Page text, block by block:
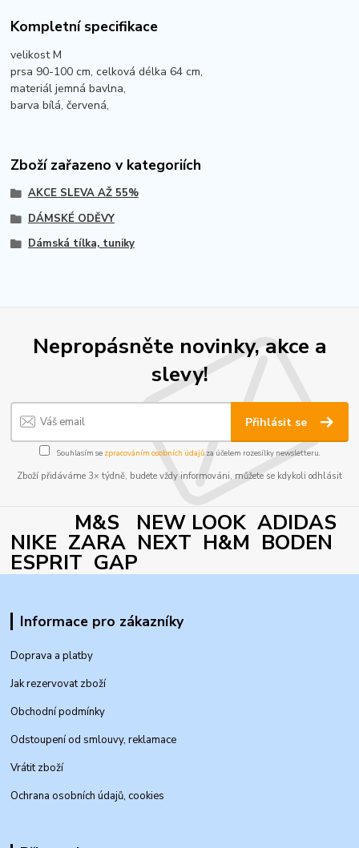
Kompletní specifikace
velikost M
prsa 90-100 cm, celková délka 64 cm,
materiál jemná bavlna,
barva bílá, červená,
Zboží zařazeno v kategoriích
AKCE SLEVA AŽ 55%
DÁMSKÉ ODĚVY
Dámská tílka, tuniky
Nepropásněte novinky, akce a
slevy!
Přihlásit se
Souhlasím se zpracováním osobních údajůza účelem rozesílky newsletteru.
Zboží přidáváme 3× týdně, budete vždy informováni, můžete se kdykoli odhlásit
M&S NEW LOOK ADIDAS
NIKE ZARA NEXT H&M BODEN
ESPRIT GAP
Informace pro zákazníky
Doprava a platby
Jak rezervovat zboží
Obchodní podmínky
Odstoupení od smlouvy, reklamace
Vrátit zboží
Ochrana osobních údajů, cookies